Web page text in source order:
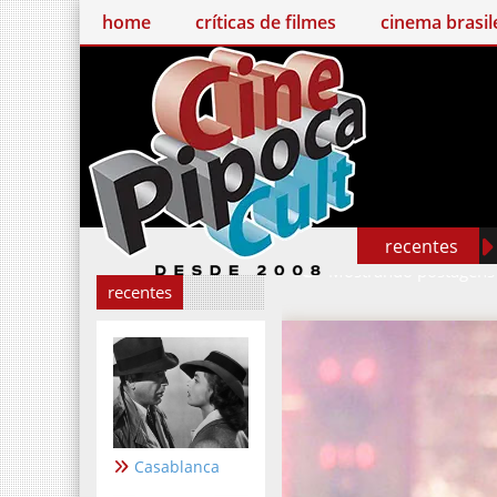
home críticas de filmes cinema brasileiro
recentes
recentes
Casablanca
Mostrando